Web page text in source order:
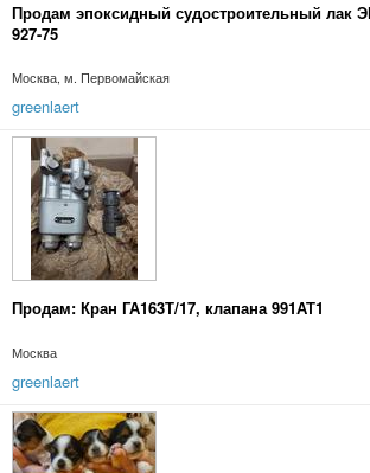
Продам эпоксидный судостроительный лак
927-75
Москва, м. Первомайская
greenlaert
Продам: Кран ГА163Т/17, клапана 991АТ1
Москва
greenlaert